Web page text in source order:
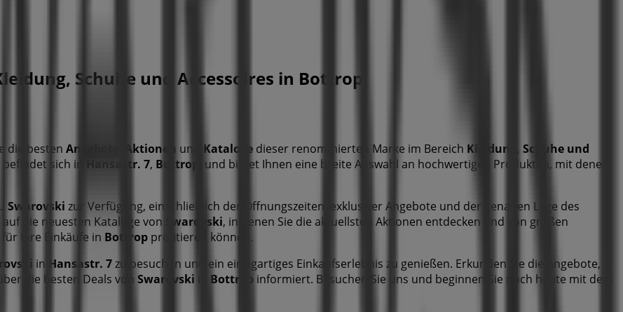
Schuhe und Accessoires in Bottrop
die besten Angebote Aktionen und Kataloge dieser renommierten Marke im Bereich Kleidung, Schuhe und
sich in Hansastr. 7, Bottrop
, und bietet Ihnen eine breite Auswahl an hochwertigen Produkten, mit denen
Swarovski zur Verfügung, einschließlich der Öffnungszeiten, exklusiver Angebote und der genauen Lage des
die neuesten Kataloge von Swarovski, in denen Sie die aktuellsten Aktionen entdecken und von großen
Ihre Einkäufe in Bottrop profitieren können.
in Hansastr. 7zu besuchen und ein einzigartiges Einkaufserlebnis zu genießen. Erkunden Sie die Angebote,
die besten Deals von Swarovski Bottrop informiert. Besuchen Sie uns und beginnen Sie noch heute mit dem